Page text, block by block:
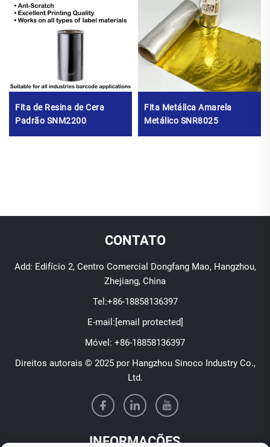
Fita de Resina de Cera
Padrão SNM2200
Fita Metálica Amarela
Metálico SNR8025
CONTATO
Add: Edifício 2, Centro Comercial Dongfang Mao, Hangzhou,
Zhejiang, China
Tel:+86-18858136397
E-mail:[email protected]
Móvel: +86-18858136397
Direitos autorais © 2025 por Hangzhou Sinoco Industry Co.,
Ltd.
INFORMAÇÕES